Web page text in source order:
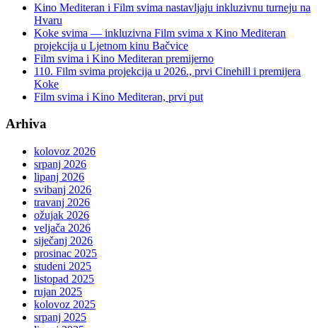
Kino Mediteran i Film svima nastavljaju inkluzivnu turneju na
Hvaru
Koke svima — inkluzivna Film svima x Kino Mediteran
projekcija u Ljetnom kinu Bačvice
Film svima i Kino Mediteran premijerno
110. Film svima projekcija u 2026., prvi Cinehill i premijera
Koke
Film svima i Kino Mediteran, prvi put
Arhiva
kolovoz 2026
srpanj 2026
lipanj 2026
svibanj 2026
travanj 2026
ožujak 2026
veljača 2026
siječanj 2026
prosinac 2025
studeni 2025
listopad 2025
rujan 2025
kolovoz 2025
srpanj 2025